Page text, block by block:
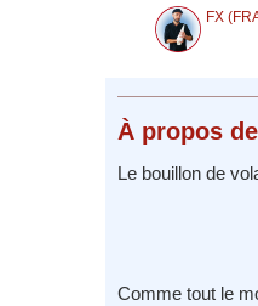
FX
À propos
Le bouillon de
Comme tout le